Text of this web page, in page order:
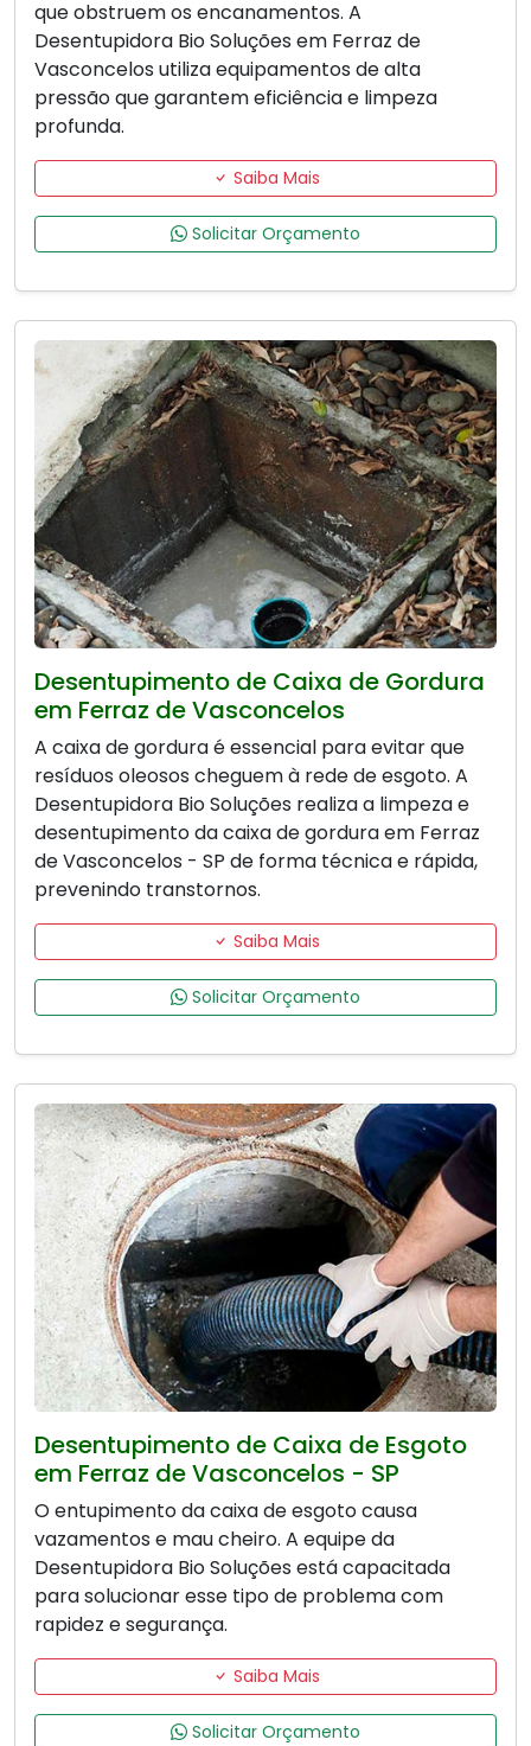
que obstruem os encanamentos. A
Desentupidora Bio Soluções em Ferraz de
Vasconcelos utiliza equipamentos de alta
pressão que garantem eficiência e limpeza
profunda.
Saiba Mais
Solicitar Orçamento
Desentupimento de Caixa de Gordura
em Ferraz de Vasconcelos
A caixa de gordura é essencial para evitar que
resíduos oleosos cheguem à rede de esgoto. A
Desentupidora Bio Soluções realiza a limpeza e
desentupimento da caixa de gordura em Ferraz
de Vasconcelos - SP de forma técnica e rápida,
prevenindo transtornos.
Saiba Mais
Solicitar Orçamento
Desentupimento de Caixa de Esgoto
em Ferraz de Vasconcelos - SP
O entupimento da caixa de esgoto causa
vazamentos e mau cheiro. A equipe da
Desentupidora Bio Soluções está capacitada
para solucionar esse tipo de problema com
rapidez e segurança.
Saiba Mais
Solicitar Orçamento